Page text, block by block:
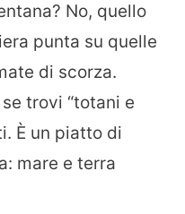
No, quello
punta su quelle
di scorza.
trovi “totani e
È un piatto di
mare e terra